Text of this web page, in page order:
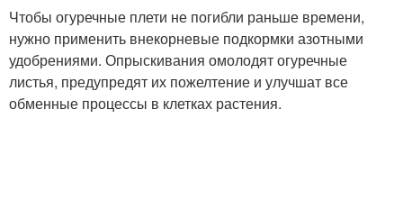
Чтобы огуречные плети не погибли раньше времени,
нужно применить внекорневые подкормки азотными
удобрениями. Опрыскивания омолодят огуречные
листья, предупредят их пожелтение и улучшат все
обменные процессы в клетках растения.